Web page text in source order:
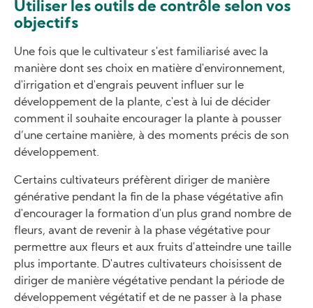
Utiliser les outils de contrôle selon vos
objectifs
Une fois que le cultivateur s'est familiarisé avec la
manière dont ses choix en matière d'environnement,
d'irrigation et d'engrais peuvent influer sur le
développement de la plante, c'est à lui de décider
comment il souhaite encourager la plante à pousser
d’une certaine manière, à des moments précis de son
développement.
Certains cultivateurs préfèrent diriger de manière
générative pendant la fin de la phase végétative afin
d'encourager la formation d'un plus grand nombre de
fleurs, avant de revenir à la phase végétative pour
permettre aux fleurs et aux fruits d'atteindre une taille
plus importante. D'autres cultivateurs choisissent de
diriger de manière végétative pendant la période de
développement végétatif et de ne passer à la phase